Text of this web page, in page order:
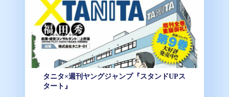
タニタ×週刊ヤングジャンプ『スタンドUPス
タート』